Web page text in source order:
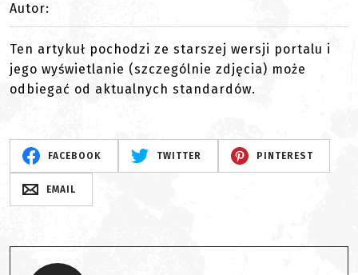
Autor:
Ten artykuł pochodzi ze starszej wersji portalu i
jego wyświetlanie (szczególnie zdjęcia) może
odbiegać od aktualnych standardów.
FACEBOOK TWITTER PINTEREST
EMAIL